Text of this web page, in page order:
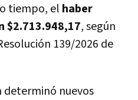
tiempo, el haber
$2.713.948,17, según
139/2026 de
nuevos